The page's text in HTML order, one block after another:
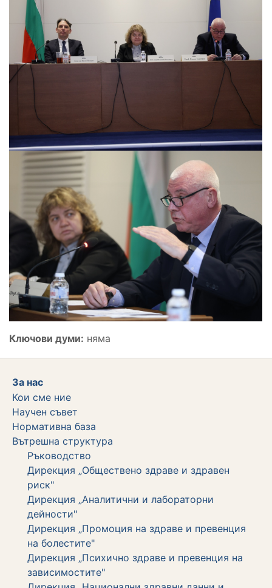
Ключови думи: няма
За нас
Кои сме ние
Научен съвет
Нормативна база
Вътрешна структура
Ръководство
Дирекция „Обществено здраве и здравен
риск"
Дирекция „Аналитични и лабораторни
дейности"
Дирекция „Промоция на здраве и превенция
на болестите"
Дирекция „Психично здраве и превенция на
зависимостите"